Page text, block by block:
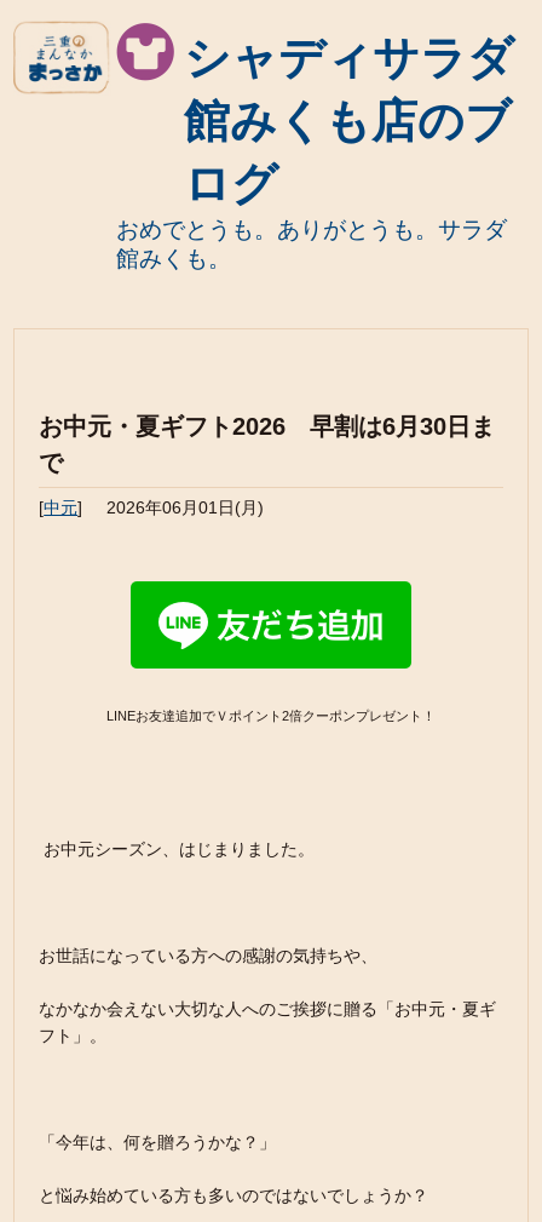
シャディサラダ
館みくも店のブ
ログ
おめでとうも。ありがとうも。サラダ
館みくも。
お中元・夏ギフト2026 早割は6月30日ま
で
[中元] 2026年06月01日(月)
LINEお友達追加でＶポイント2倍クーポンプレゼント！
お中元シーズン、はじまりました。
お世話になっている方への感謝の気持ちや、
なかなか会えない大切な人へのご挨拶に贈る「お中元・夏ギ
フト」。
「今年は、何を贈ろうかな？」
と悩み始めている方も多いのではないでしょうか？